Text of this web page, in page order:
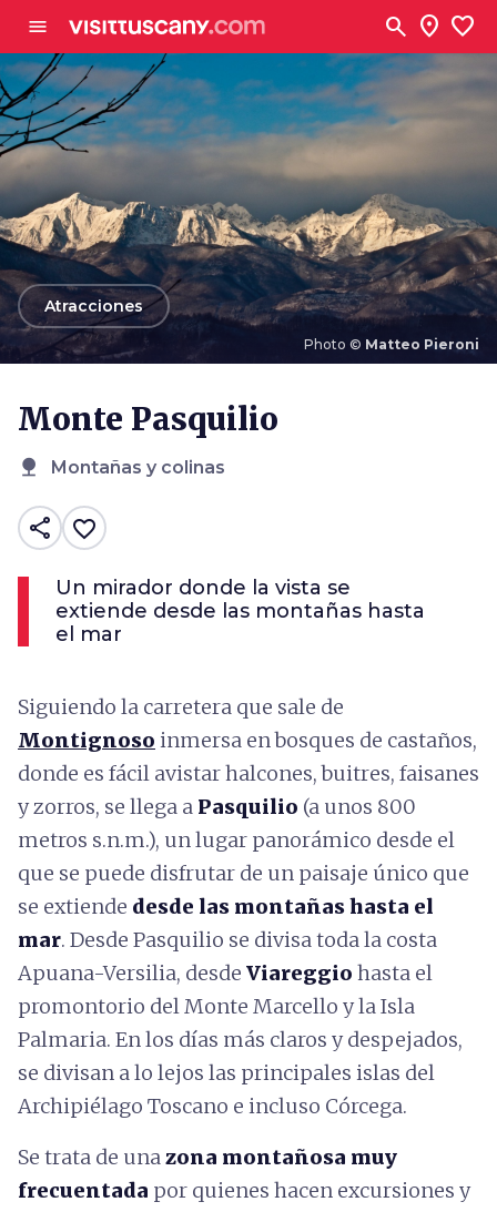
menu search location_on favorite
Photo © Matteo Pieroni
arrow_back
Atracciones
Monte Pasquilio
nature Montañas y colinas
share favorite_border
Un mirador donde la vista se
extiende desde las montañas hasta
el mar
Siguiendo la carretera que sale de
Montignoso inmersa en bosques de castaños,
donde es fácil avistar halcones, buitres, faisanes
y zorros, se llega a Pasquilio (a unos 800
metros s.n.m.), un lugar panorámico desde el
que se puede disfrutar de un paisaje único que
se extiende desde las montañas hasta el
mar. Desde Pasquilio se divisa toda la costa
Apuana-Versilia, desde Viareggio hasta el
promontorio del Monte Marcello y la Isla
Palmaria. En los días más claros y despejados,
se divisan a lo lejos las principales islas del
Archipiélago Toscano e incluso Córcega.
Se trata de unazona montañosa muy
frecuentada por quienes hacen excursiones y